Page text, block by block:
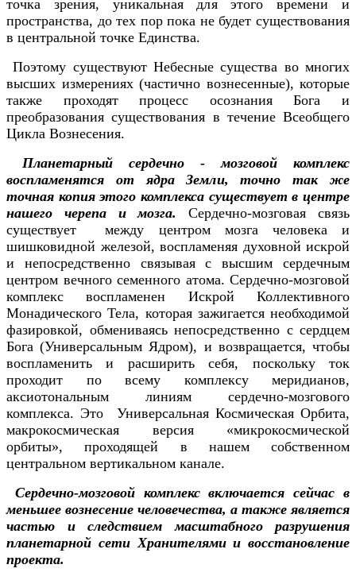
точка зрения, уникальная для этого времени и
пространства, до тех пор пока не будет существования
в центральной точке Единства.
Поэтому существуют Небесные существа во многих
высших измерениях (частично вознесенные), которые
также проходят процесс осознания Бога и
преобразования существования в течение Всеобщего
Цикла Вознесения.
Планетарный сердечно - мозговой комплекс
воспламенятся от ядра Земли, точно так же
точная копия этого комплекса существует в центре
нашего черепа и мозга.
Сердечно-мозговая связь
существует между центром мозга человека и
шишковидной железой, воспламеняя духовной искрой
и непосредственно связывая с высшим сердечным
центром вечного семенного атома. Сердечно-мозговой
комплекс воспламенен Искрой Коллективного
Монадического Тела, которая зажигается необходимой
фазировкой, обмениваясь непосредственно с сердцем
Бога (Универсальным Ядром), и возвращается, чтобы
воспламенить и расширить себя, поскольку ток
проходит по всему комплексу меридианов,
аксиотональным линиям сердечно-мозгового
комплекса. Это Универсальная Космическая Орбита,
макрокосмическая версия «микрокосмической
орбиты», проходящей в нашем собственном
центральном вертикальном канале.
Сердечно-мозговой комплекс включается сейчас в
меньшее вознесение человечества, а также является
частью и следствием масштабного разрушения
планетарной сети Хранителями и восстановление
проекта.